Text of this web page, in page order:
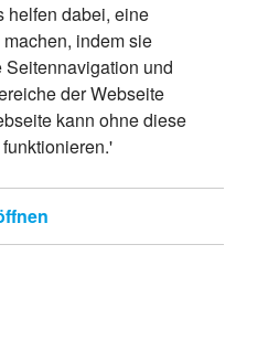
helfen dabei, eine
indem sie
und
der Webseite
kann ohne diese